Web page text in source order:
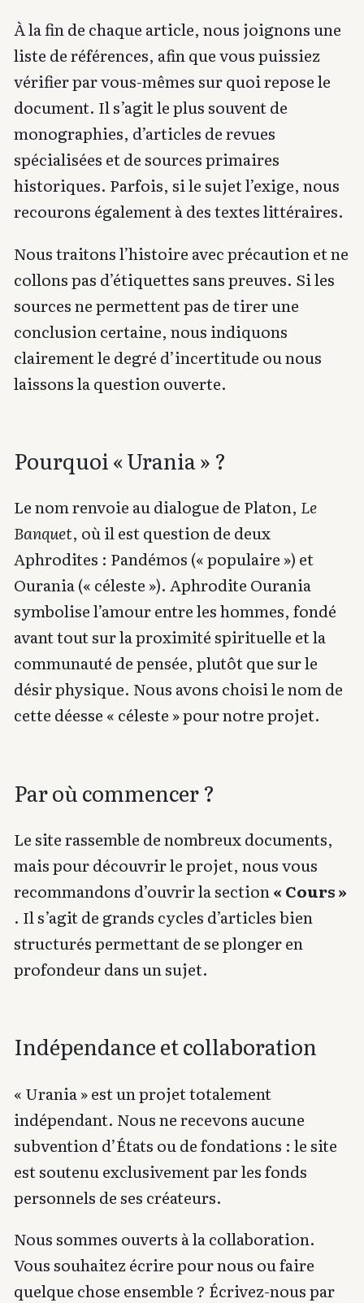
À la fin de chaque article, nous joignons une
liste de références, afin que vous puissiez
vérifier par vous-mêmes sur quoi repose le
document. Il s’agit le plus souvent de
monographies, d’articles de revues
spécialisées et de sources primaires
historiques. Parfois, si le sujet l’exige, nous
recourons également à des textes littéraires.
Nous traitons l’histoire avec précaution et ne
collons pas d’étiquettes sans preuves. Si les
sources ne permettent pas de tirer une
conclusion certaine, nous indiquons
clairement le degré d’incertitude ou nous
laissons la question ouverte.
Pourquoi « Urania » ?
Le nom renvoie au dialogue de Platon, Le
Banquet, où il est question de deux
Aphrodites : Pandémos (« populaire ») et
Ourania (« céleste »). Aphrodite Ourania
symbolise l’amour entre les hommes, fondé
avant tout sur la proximité spirituelle et la
communauté de pensée, plutôt que sur le
désir physique. Nous avons choisi le nom de
cette déesse « céleste » pour notre projet.
Par où commencer ?
Le site rassemble de nombreux documents,
mais pour découvrir le projet, nous vous
recommandons d’ouvrir la section« Cours »
. Il s’agit de grands cycles d’articles bien
structurés permettant de se plonger en
profondeur dans un sujet.
Indépendance et collaboration
« Urania » est un projet totalement
indépendant. Nous ne recevons aucune
subvention d’États ou de fondations : le site
est soutenu exclusivement par les fonds
personnels de ses créateurs.
Nous sommes ouverts à la collaboration.
Vous souhaitez écrire pour nous ou faire
quelque chose ensemble ? Écrivez-nous par